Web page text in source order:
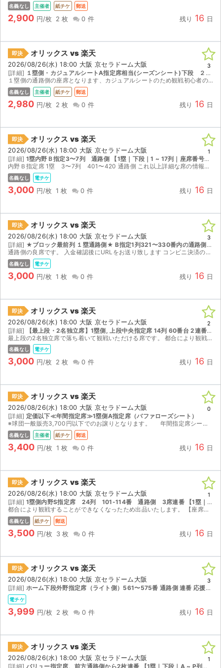
名義なし 主催者 紙チケ 郵送
2,900 円/枚 2 枚 0 件 残り 16 日
即決 オリックス vs 楽天
2026/08/26(水) 18:00 大阪 京セラドーム大阪
[詳細] １塁側・カジュアルシートA指定席相当(シーズンシート)下段 ２～５列内、２２１～２５０番内通路側２連番
１塁側の通路側の座席となります、カジュアルシートのため観戦初心者の方も良く観戦に来られる方も気軽にくつろいで観戦いただけます。郵送させていただきますのでお早めに御落札をお願いいたします。
名義なし 主催者 紙チケ 郵送
2,980 円/枚 2 枚 0 件 残り 16 日
3
即決 オリックス vs 楽天
2026/08/26(水) 18:00 大阪 京セラドーム大阪
[詳細] 1塁内野Ｂ指定3〜7列 通路側 【1塁｜下段｜1 ~ 17列｜座席番号401 ~ 420】
内野Ｂ指定席 1塁 3〜7列 401〜420 通路側 これ以上詳細な席の情報はお出しできません。 ご購入後、取引連絡にＱＲコード発券用のURLを記載します。 受取評価は試合成立後でお願いします...
名義なし 電チケ
3,000 円/枚 1 枚 0 件 残り 16 日
1
即決 オリックス vs 楽天
2026/08/26(水) 18:00 大阪 京セラドーム大阪
[詳細] ★ブロック最前列 １塁通路側★ B指定1列321〜330番内の通路側１枚 【1塁｜下段｜1 ~ 17列｜座席番号321 ~ 340】
通路側の良席です。 入金確認後にURLをお送り致します コンビニ決済の場合には3時間以内の入金可能な方でお願い致します(イタズラ入札が多い為)。 公演中止の場合にはチケジャムより全額返金されます。
名義なし 電チケ
3,000 円/枚 1 枚 0 件 残り 16 日
3
即決 オリックス vs 楽天
2026/08/26(水) 18:00 大阪 京セラドーム大阪
[詳細]
【最上段・2名独立席】1塁側, 上段中央指定席 14列 60番台 2連番 【1塁｜上段｜7 ~ 16列｜座席番号61 ~ 80】
最上段の2名独立席で落ち着いて観戦いただける席です。 都合により観戦することができなくなったため出品いたします。 【チケット受け渡し】 電子チケット（QRコード）を分配いたします。 取引連絡に...
名義なし 電チケ
3,000 円/枚 2 枚 0 件 残り 16 日
2
即決 オリックス vs 楽天
2026/08/26(水) 18:00 大阪 京セラドーム大阪
[詳細] 定価以下≪年間指定席≫1塁側A指定席（バファローズシート）
※球団一般販売3,700円以下でのお譲りとなります。 年間指定席シーズンシート【通路側】 1塁バファローズシート（A指定席の範囲）18列～23列 101番～233番までの間。 階...
名義なし 主催者 紙チケ 郵送
3,400 円/枚 1 枚 0 件 残り 16 日
0
即決 オリックス vs 楽天
2026/08/26(水) 18:00 大阪 京セラドーム大阪
[詳細] 1塁側内野S指定席 24列 101-114番 通路側 3席連番 【1塁｜下段｜18 ~ 33列｜座席番号121 ~ 140】
都合により観戦することができなくなったため出品いたします。 【座席情報】 1塁側 内野S指定席（通路側） 通路脇3席独立シートです。見やすく出入りもしやすいお席です。 【チケット受け渡し】 ...
名義なし 紙チケ 郵送
3,500 円/枚 3 枚 0 件 残り 16 日
1
即決 オリックス vs 楽天
2026/08/26(水) 18:00 大阪 京セラドーム大阪
[詳細] ホーム下段外野指定席（ライト側）561〜575番 通路側 連番 応援団のブロックです 【1塁｜下段｜18 ~ 33列｜座席番号561 ~ 620】
電チケ
3,999 円/枚 2 枚 0 件 残り 16 日
3
即決 オリックス vs 楽天
2026/08/26(水) 18:00 大阪 京セラドーム大阪
[詳細] バリュー指定席、前方通路側から2枚連番 【1塁｜下段｜A ~ P列｜座席番号321 ~ 340】
1